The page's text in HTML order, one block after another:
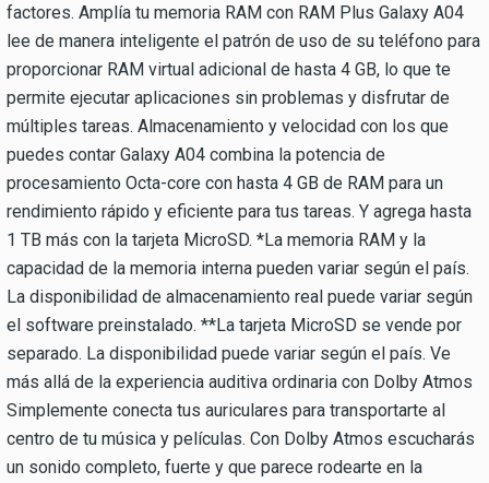
factores. Amplía tu memoria RAM con RAM Plus Galaxy A04
lee de manera inteligente el patrón de uso de su teléfono para
proporcionar RAM virtual adicional de hasta 4 GB, lo que te
permite ejecutar aplicaciones sin problemas y disfrutar de
múltiples tareas. Almacenamiento y velocidad con los que
puedes contar Galaxy A04 combina la potencia de
procesamiento Octa-core con hasta 4 GB de RAM para un
rendimiento rápido y eficiente para tus tareas. Y agrega hasta
1 TB más con la tarjeta MicroSD. *La memoria RAM y la
capacidad de la memoria interna pueden variar según el país.
La disponibilidad de almacenamiento real puede variar según
el software preinstalado. **La tarjeta MicroSD se vende por
separado. La disponibilidad puede variar según el país. Ve
más allá de la experiencia auditiva ordinaria con Dolby Atmos
Simplemente conecta tus auriculares para transportarte al
centro de tu música y películas. Con Dolby Atmos escucharás
un sonido completo, fuerte y que parece rodearte en la